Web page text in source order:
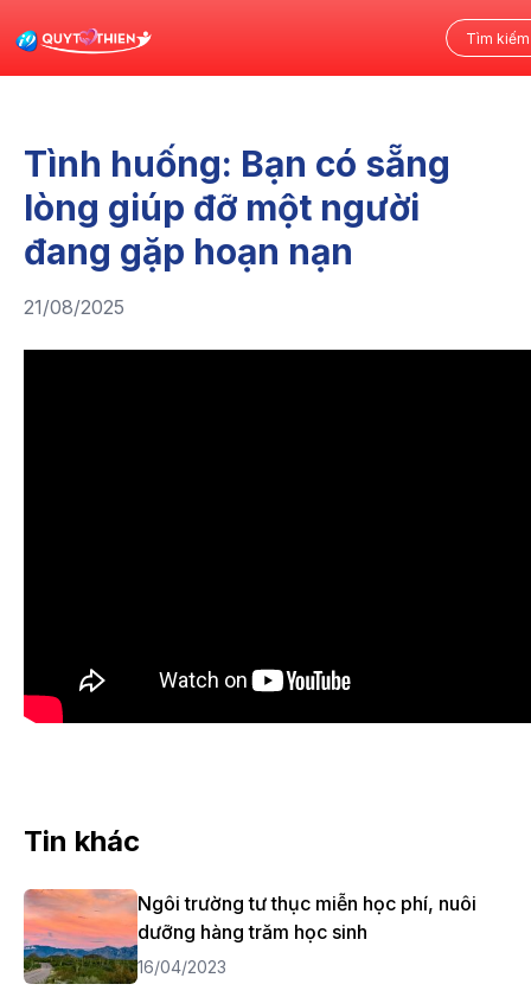
Tình huống: Bạn có sẵng
lòng giúp đỡ một người
đang gặp hoạn nạn
21/08/2025
Tin khác
Ngôi trường tư thục miễn học phí, nuôi
dưỡng hàng trăm học sinh
16/04/2023